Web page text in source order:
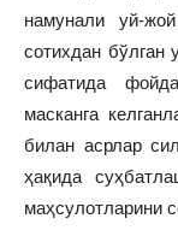
намунали уй-
сотихдан бўлган
сифатида
масканга
билан асрлар
ҳақида
маҳсулотларини